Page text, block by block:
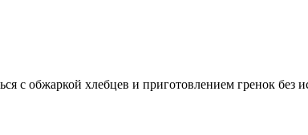
с обжаркой хлебцев и приготовлением гренок